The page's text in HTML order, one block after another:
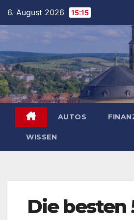
content
6. August 2026 15:15
AUTOS
WISSEN
Die besten